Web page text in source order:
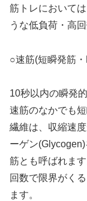
筋トレにおいて
うな低負荷・高
○速筋(短瞬発筋
10秒以内の瞬発
速筋のなかでも
繊維は、収縮速
ーゲン
筋とも呼ばれま
回数で限界がく
ます。